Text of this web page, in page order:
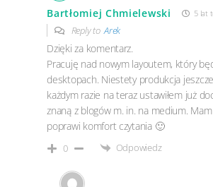
Bartłomiej Chmielewski 5 lat
Reply toArek
Dzięki za komentarz.
Pracuję nad nowym layoutem, który
desktopach. Niestety produkcja
każdym razie na teraz ustawiłem już
znaną z blogów m. in. na medium.
poprawi komfort czytania 🙂
0 Odpowiedz